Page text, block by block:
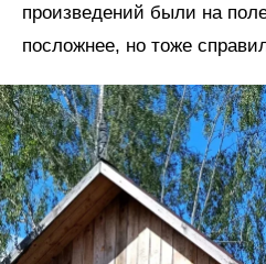
произведений были на
посложнее, но тоже